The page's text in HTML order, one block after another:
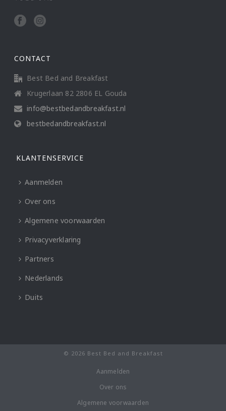
CONTACT
Best Bed and Breakfast
Krugerlaan 82 2806 EL Gouda
info@bestbedandbreakfast.nl
bestbedandbreakfast.nl
KLANTENSERVICE
Aanmelden
Over ons
Algemene voorwaarden
Privacyverklaring
Partners
Nederlands
Duits
© 2026 Best Bed and Breakfast
Aanmelden
Over ons
Algemene voorwaarden